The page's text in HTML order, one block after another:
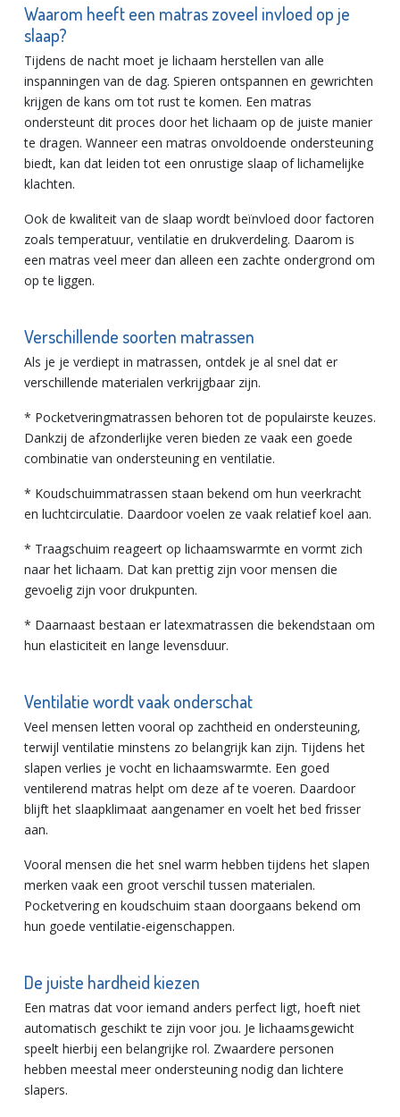
Waarom heeft een matras zoveel invloed op je
slaap?
Tijdens de nacht moet je lichaam herstellen van alle
inspanningen van de dag. Spieren ontspannen en gewrichten
krijgen de kans om tot rust te komen. Een matras
ondersteunt dit proces door het lichaam op de juiste manier
te dragen. Wanneer een matras onvoldoende ondersteuning
biedt, kan dat leiden tot een onrustige slaap of lichamelijke
klachten.
Ook de kwaliteit van de slaap wordt beïnvloed door factoren
zoals temperatuur, ventilatie en drukverdeling. Daarom is
een matras veel meer dan alleen een zachte ondergrond om
op te liggen.
Verschillende soorten matrassen
Als je je verdiept in matrassen, ontdek je al snel dat er
verschillende materialen verkrijgbaar zijn.
* Pocketveringmatrassen behoren tot de populairste keuzes.
Dankzij de afzonderlijke veren bieden ze vaak een goede
combinatie van ondersteuning en ventilatie.
* Koudschuimmatrassen staan bekend om hun veerkracht
en luchtcirculatie. Daardoor voelen ze vaak relatief koel aan.
* Traagschuim reageert op lichaamswarmte en vormt zich
naar het lichaam. Dat kan prettig zijn voor mensen die
gevoelig zijn voor drukpunten.
* Daarnaast bestaan er latexmatrassen die bekendstaan om
hun elasticiteit en lange levensduur.
Ventilatie wordt vaak onderschat
Veel mensen letten vooral op zachtheid en ondersteuning,
terwijl ventilatie minstens zo belangrijk kan zijn. Tijdens het
slapen verlies je vocht en lichaamswarmte. Een goed
ventilerend matras helpt om deze af te voeren. Daardoor
blijft het slaapklimaat aangenamer en voelt het bed frisser
aan.
Vooral mensen die het snel warm hebben tijdens het slapen
merken vaak een groot verschil tussen materialen.
Pocketvering en koudschuim staan doorgaans bekend om
hun goede ventilatie-eigenschappen.
De juiste hardheid kiezen
Een matras dat voor iemand anders perfect ligt, hoeft niet
automatisch geschikt te zijn voor jou. Je lichaamsgewicht
speelt hierbij een belangrijke rol. Zwaardere personen
hebben meestal meer ondersteuning nodig dan lichtere
slapers.